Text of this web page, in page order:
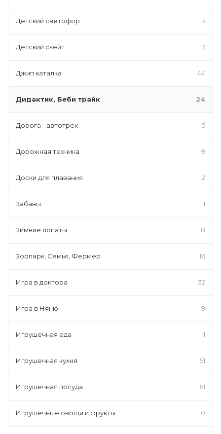
Детский светофор 3
Детский скейт 17
Джип каталка 44
Дидактик, Беби трайк 24
Дорога - автотрек 5
Дорожная техника 9
Доски для плавания 2
Забавы 1
Зимние лопаты 8
Зоопарк, Семья, Фермер 16
Игра в доктора 32
Игра в Няню 9
Игрушечная еда 1
Игрушечная кухня 51
Игрушечная посуда 61
Игрушечные овощи и фрукты 10